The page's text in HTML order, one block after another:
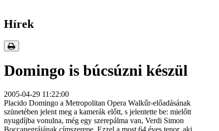
Hírek
Domingo is búcsúzni készül
2005-04-29 11:22:00
Placido Domingo a Metropolitan Opera Walkűr-előadásának
szünetében jelent meg a kamerák előtt, s jelentette be: mielőtt
nyugdíjba vonulna, még egy szerepálma van, Verdi Simon